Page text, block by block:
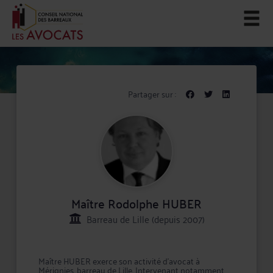
Partager sur :
Maître Rodolphe HUBER
Barreau de Lille (depuis 2007)
Maître HUBER exerce son activité d'avocat à
Mérignies, barreau de Lille. Intervenant notamment